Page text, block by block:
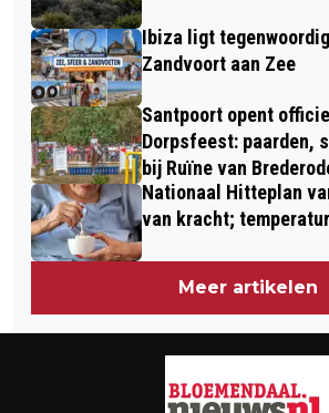
Ibiza ligt
Zandvoort aan Zee
Santpoort opent
Dorpsfeest: paarden,
bij Ruïne van
Nationaal Hitteplan
van kracht;
Meer artikelen